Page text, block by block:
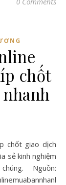
chốt
sẻ kinh nghiệm
Nguồn: